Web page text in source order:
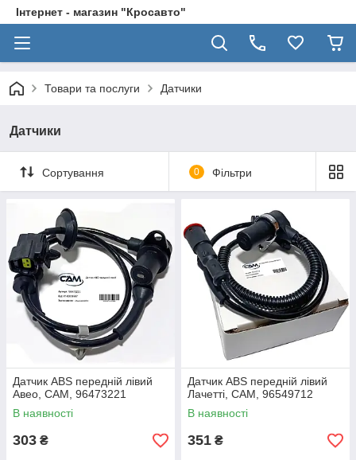
Інтернет - магазин "Кросавто"
Товари та послуги Датчики
Датчики
Сортування 0 Фільтри
Датчик ABS передній лівий
Авео, CAM, 96473221
В наявності
303 ₴
Датчик ABS передній лівий
Лачетті, CAM, 96549712
В наявності
351 ₴